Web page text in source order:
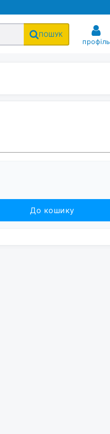
ПОШУК
профіль
До кошику